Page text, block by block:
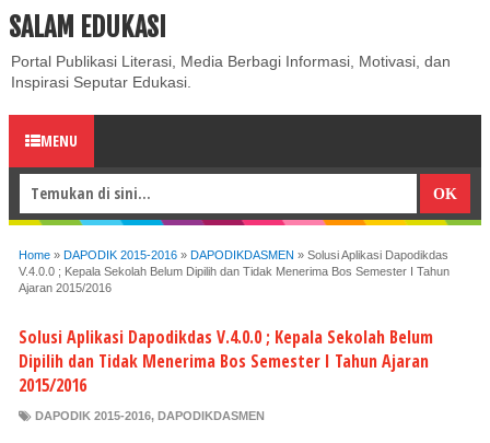
ABOUT CONTACT US
SALAM EDUKASI
Portal Publikasi Literasi, Media Berbagi Informasi, Motivasi, dan
Inspirasi Seputar Edukasi.
MENU
Home » DAPODIK 2015-2016 » DAPODIKDASMEN » Solusi Aplikasi Dapodikdas
V.4.0.0 ; Kepala Sekolah Belum Dipilih dan Tidak Menerima Bos Semester I Tahun
Ajaran 2015/2016
Solusi Aplikasi Dapodikdas V.4.0.0 ; Kepala Sekolah Belum
Dipilih dan Tidak Menerima Bos Semester I Tahun Ajaran
2015/2016
DAPODIK 2015-2016, DAPODIKDASMEN